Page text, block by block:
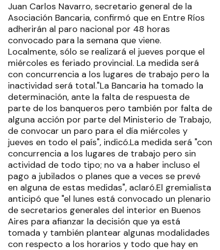
Juan Carlos Navarro, secretario general de la
Asociación Bancaria, confirmó que en Entre Ríos
adherirán al paro nacional por 48 horas
convocado para la semana que viene.
Localmente, sólo se realizará el jueves porque el
miércoles es feriado provincial. La medida será
con concurrencia a los lugares de trabajo pero la
inactividad será total."La Bancaria ha tomado la
determinación, ante la falta de respuesta de
parte de los banqueros pero también por falta de
alguna acción por parte del Ministerio de Trabajo,
de convocar un paro para el día miércoles y
jueves en todo el país", indicó.La medida será "con
concurrencia a los lugares de trabajo pero sin
actividad de todo tipo; no va a haber incluso el
pago a jubilados o planes que a veces se prevé
en alguna de estas medidas", aclaró.El gremialista
anticipó que "el lunes está convocado un plenario
de secretarios generales del interior en Buenos
Aires para afianzar la decisión que ya está
tomada y también plantear algunas modalidades
con respecto a los horarios y todo que hay en